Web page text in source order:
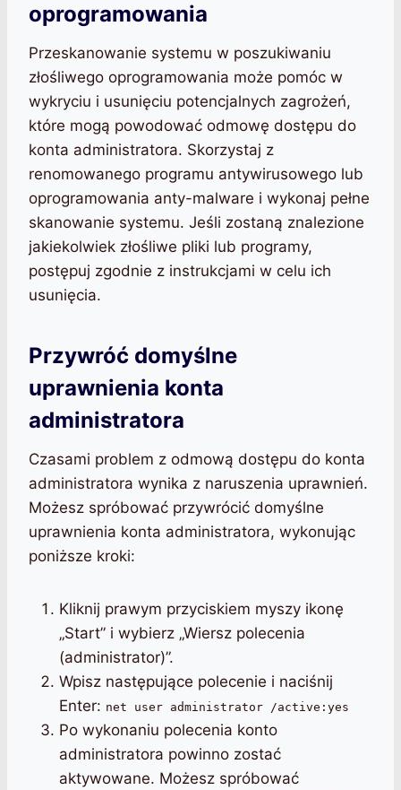
oprogramowania
Przeskanowanie systemu w poszukiwaniu
złośliwego oprogramowania może pomóc w
wykryciu i usunięciu potencjalnych zagrożeń,
które mogą powodować odmowę dostępu do
konta administratora. Skorzystaj z
renomowanego programu antywirusowego lub
oprogramowania anty-malware i wykonaj pełne
skanowanie systemu. Jeśli zostaną znalezione
jakiekolwiek złośliwe pliki lub programy,
postępuj zgodnie z instrukcjami w celu ich
usunięcia.
Przywróć domyślne
uprawnienia konta
administratora
Czasami problem z odmową dostępu do konta
administratora wynika z naruszenia uprawnień.
Możesz spróbować przywrócić domyślne
uprawnienia konta administratora, wykonując
poniższe kroki:
Kliknij prawym przyciskiem myszy ikonę
„Start” i wybierz „Wiersz polecenia
(administrator)”.
Wpisz następujące polecenie i naciśnij
Enter: net user administrator /active:yes
Po wykonaniu polecenia konto
administratora powinno zostać
aktywowane. Możesz spróbować